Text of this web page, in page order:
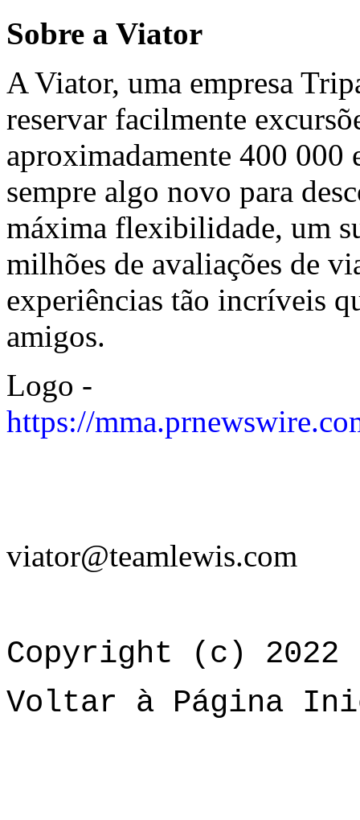
Sobre a Viator
A Viator, uma empresa
reservar facilmente
aproximadamente 400 000
sempre algo novo para
máxima flexibilidade, um
milhões de avaliações de
experiências tão incríveis
amigos.
Logo -
https://
viator@teamlewis.com
Copyright (c) 2022
Voltar à Página